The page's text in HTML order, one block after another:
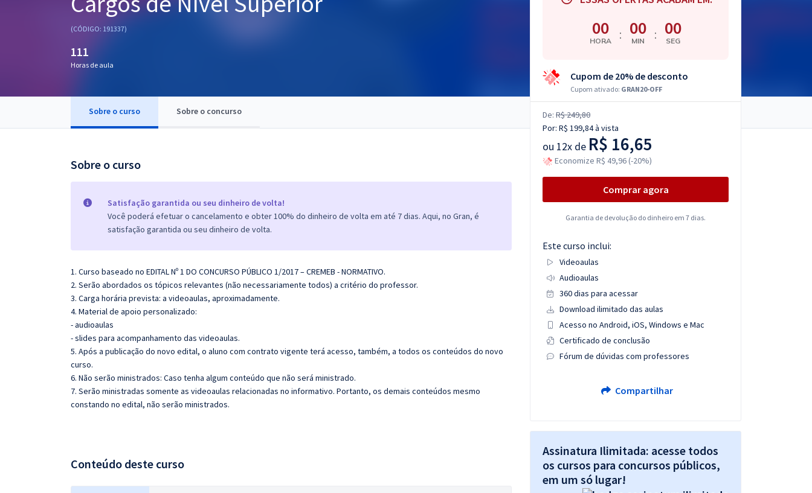
Questões grátis
(CÓDIGO: 191337)
111
Horas de aula
Sobre o curso Sobre o concurso
Sobre o curso
Satisfação garantida ou seu dinheiro de volta!
Você poderá efetuar o cancelamento e obter 100% do dinheiro de volta em até 7 dias. Aqui, no Gran, é
satisfação garantida ou seu dinheiro de volta.
1. Curso baseado no EDITAL Nº 1 DO CONCURSO PÚBLICO 1/2017 – CREMEB - NORMATIVO.
2. Serão abordados os tópicos relevantes (não necessariamente todos) a critério do professor.
3. Carga horária prevista: a videoaulas, aproximadamente.
4. Material de apoio personalizado:
- audioaulas
- slides para acompanhamento das videoaulas.
5. Após a publicação do novo edital, o aluno com contrato vigente terá acesso, também, a todos os conteúdos do novo
curso.
6. Não serão ministrados: Caso tenha algum conteúdo que não será ministrado.
7. Serão ministradas somente as videoaulas relacionadas no informativo. Portanto, os demais conteúdos mesmo
constando no edital, não serão ministrados.
Conteúdo deste curso
00
HORA : 00
MIN : 00
SEG
Cupom de 20% de desconto
Cupom ativado: GRAN20-OFF
De: R$ 249,80
Por: R$ 199,84à vista
ou 12x de R$ 16,65
Economize R$ 49,96 (-20%)
Comprar agora
Garantia de devolução do dinheiro em 7 dias.
Este curso inclui:
Videoaulas
Audioaulas
360 dias para acessar
Download ilimitado das aulas
Acesso no Android, iOS, Windows e Mac
Certificado de conclusão
Fórum de dúvidas com professores
Compartilhar
Assinatura Ilimitada: acesse todos
os cursos para concursos públicos,
em um só lugar!